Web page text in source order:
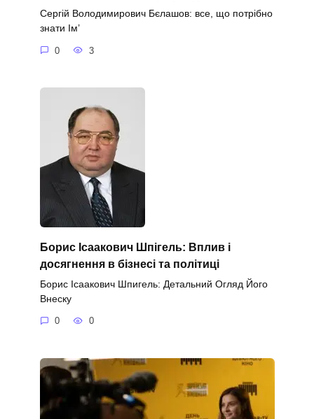
Сергій Володимирович Бєлашов: все, що потрібно
знати Ім’
0 3
Борис Ісаакович Шпігель: Вплив і
досягнення в бізнесі та політиці
Борис Ісаакович Шпигель: Детальний Огляд Його
Внеску
0 0